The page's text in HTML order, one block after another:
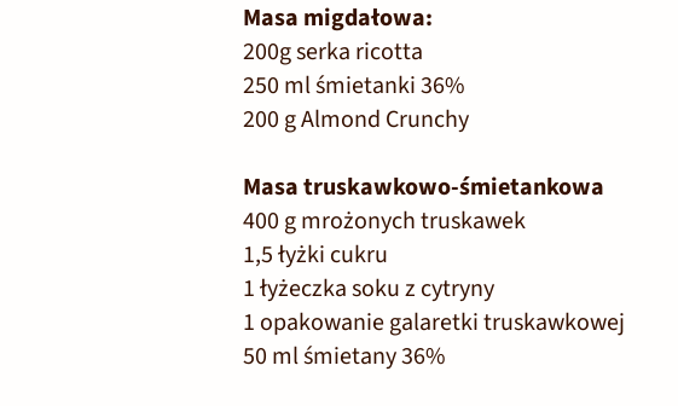
Masa migdałowa:
200g serka ricotta
250 ml śmietanki 36%
200 g Almond Crunchy
Masa truskawkowo-śmietankowa
400 g mrożonych truskawek
1,5 łyżki cukru
1 łyżeczka soku z cytryny
1 opakowanie galaretki truskawkowej
50 ml śmietany 36%